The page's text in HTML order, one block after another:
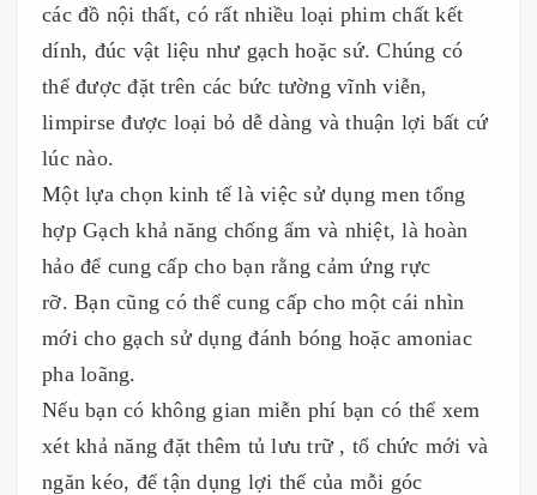
các đồ nội thất, có rất nhiều loại phim chất kết
dính, đúc vật liệu như gạch hoặc sứ. Chúng có
thể được đặt trên các bức tường vĩnh viễn,
limpirse được loại bỏ dễ dàng và thuận lợi bất cứ
lúc nào.
Một lựa chọn kinh tế là việc sử dụng men tổng
hợp Gạch khả năng chống ẩm và nhiệt, là hoàn
hảo để cung cấp cho bạn rằng cảm ứng rực
rỡ. Bạn cũng có thể cung cấp cho một cái nhìn
mới cho gạch sử dụng đánh bóng hoặc amoniac
pha loãng.
Nếu bạn có không gian miễn phí bạn có thể xem
xét khả năng đặt thêm tủ lưu trữ , tổ chức mới và
ngăn kéo, để tận dụng lợi thế của mỗi góc